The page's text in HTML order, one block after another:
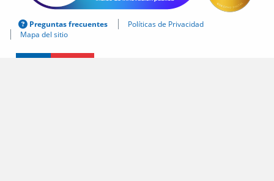
Preguntas frecuentes
Políticas de Privacidad
Mapa del sitio